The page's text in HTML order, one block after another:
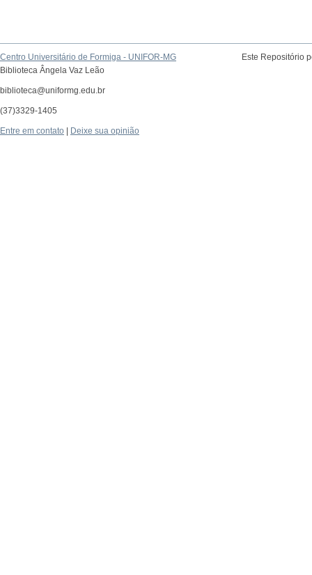
Centro Universitário de Formiga - UNIFOR-MG
Biblioteca Ângela Vaz Leão
biblioteca@uniformg.edu.br
(37)3329-1405
Este Repositório
Entre em contato Deixe sua opinião